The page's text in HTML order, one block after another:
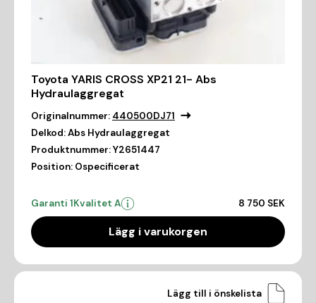
Toyota YARIS CROSS XP21 21- Abs
Hydraulaggregat
Originalnummer: 440500DJ71
Delkod:Abs Hydraulaggregat
Produktnummer:Y2651447
Position: Ospecificerat
Garanti 1Kvalitet A 8 750 SEK
Lägg i varukorgen
Lägg till i önskelista